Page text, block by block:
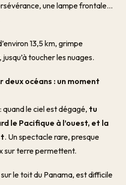
une lampe frontale…
13,5 km, grimpe
toucher les nuages.
deux océans : un moment
quand le ciel est dégagé, tu
le Pacifique à l’ouest, et la
. Un spectacle rare, presque
sur terre permettent.
le toit du Panama, est difficile